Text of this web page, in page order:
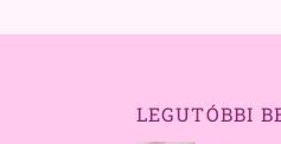
LEGUTÓBBI